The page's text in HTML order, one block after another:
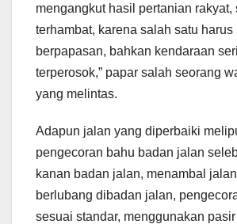
mengangkut hasil pertanian rakyat,
terhambat, karena salah satu
berpapasan, bahkan kendaraan
terperosok,” papar salah seorang
yang melintas.
Adapun jalan yang diperbaiki
pengecoran bahu badan jalan
kanan badan jalan, menambal
berlubang dibadan jalan,
sesuai standar, menggunakan